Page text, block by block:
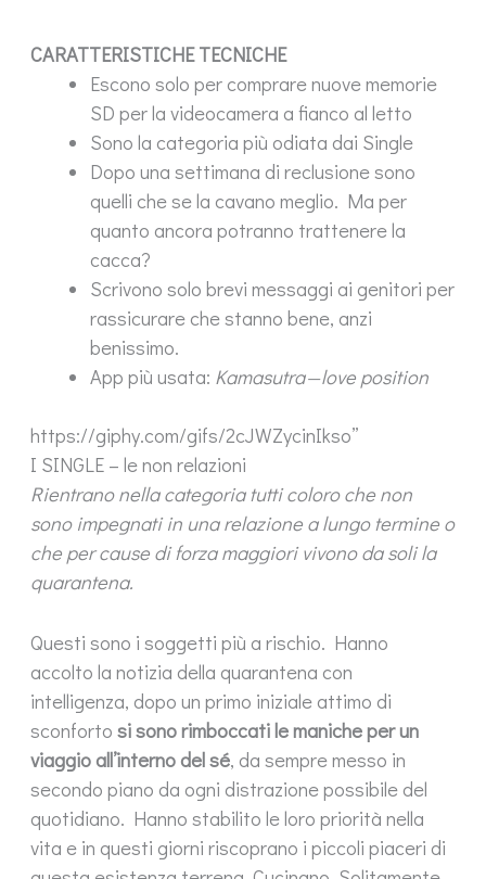
CARATTERISTICHE TECNICHE
Escono solo per comprare nuove memorie
SD per la videocamera a fianco al letto
Sono la categoria più odiata dai Single
Dopo una settimana di reclusione sono
quelli che se la cavano meglio. Ma per
quanto ancora potranno trattenere la
cacca?
Scrivono solo brevi messaggi ai genitori per
rassicurare che stanno bene, anzi
benissimo.
App più usata: Kamasutra — love position
https://giphy.com/gifs/2cJWZycinIkso”
I SINGLE – le non relazioni
Rientrano nella categoria tutti coloro che non
sono impegnati in una relazione a lungo termine o
che per cause di forza maggiori vivono da soli la
quarantena.
Questi sono i soggetti più a rischio. Hanno
accolto la notizia della quarantena con
intelligenza, dopo un primo iniziale attimo di
sconfortosi sono rimboccati le maniche per un
viaggio all’interno del sé, da sempre messo in
secondo piano da ogni distrazione possibile del
quotidiano. Hanno stabilito le loro priorità nella
vita e in questi giorni riscoprano i piccoli piaceri di